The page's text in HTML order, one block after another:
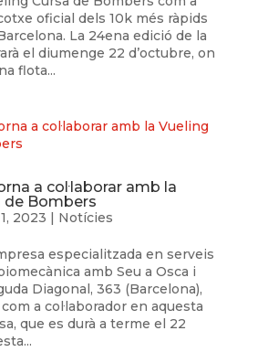
oficial dels 10k més ràpids
La 24ena edició de la
el diumenge 22 d’octubre, on
flota...
a col·laborar amb la
de Bombers
2023 | Notícies
especialitzada en serveis
amb Seu a Osca i
Diagonal, 363 (Barcelona),
a col·laborador en aquesta
que es durà a terme el 22